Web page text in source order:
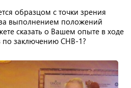
образцом с точки зрения
выполнением положений
сказать о Вашем опыте в ходе
по заключению СНВ-1?